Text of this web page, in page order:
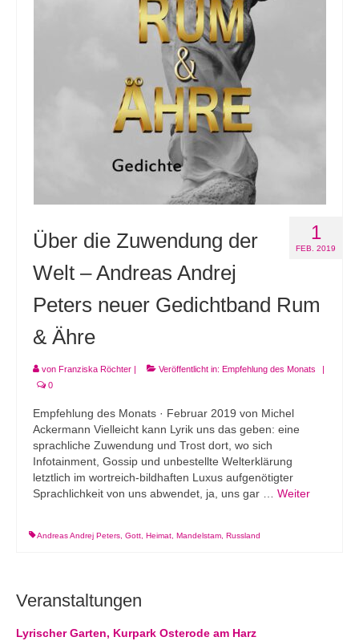
Neuerscheinungen von Mitgliedern
Leipziger Lyrikbibliothek
Lyrikschaufenster im Literaturhaus Leipzig
Mitglied werden
1
FEB. 2019
Über die Zuwendung der
Welt – Andreas Andrej
Peters neuer Gedichtband Rum
& Ähre
von Franziska Röchter | Veröffentlicht in: Empfehlung des Monats
|
0
Empfehlung des Monats · Februar 2019 von Michel
Ackermann Vielleicht kann Lyrik uns das geben: eine
sprachliche Zuwendung und Trost dort, wo sich
Infotainment, Gossip und unbestellte Welterklärung
letztlich im wortreich-bildhaften Luxus aufgenötigter
Sprachlichkeit von uns abwendet, ja, uns gar … Weiter
Andreas Andrej Peters Gott Heimat Mandelstam Russland
Veranstaltungen
Lyrischer Garten, Kurpark Osterode am Harz